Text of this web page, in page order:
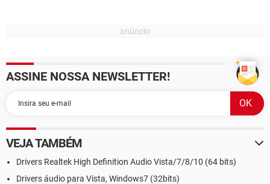
ASSINE NOSSA NEWSLETTER!
VEJA TAMBÉM
Drivers Realtek High Definition Audio Vista/7/8/10 (64 bits)
Drivers áudio para Vista, Windows7 (32bits)